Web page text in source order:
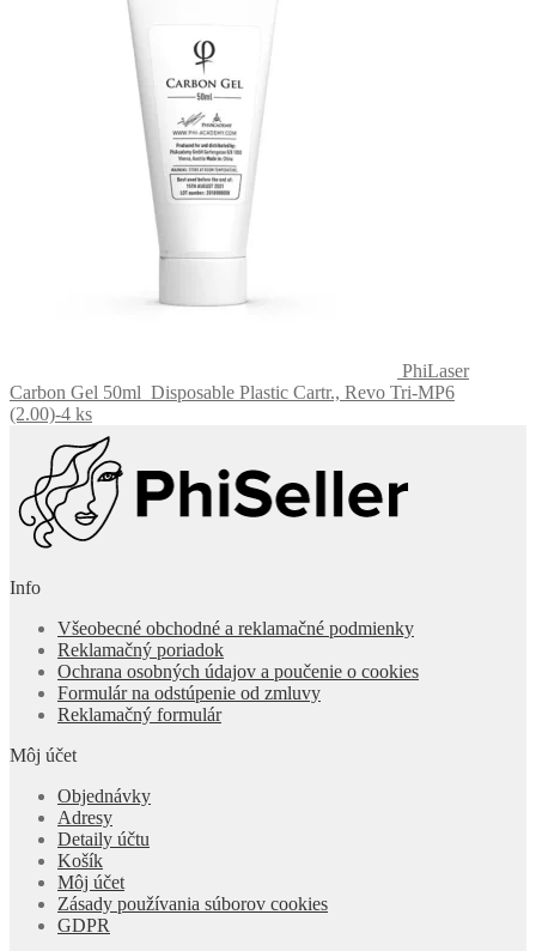
PhiLaser
Carbon Gel 50ml Disposable Plastic Cartr., Revo Tri-MP6
(2.00)-4 ks
Info
Všeobecné obchodné a reklamačné podmienky
Reklamačný poriadok
Ochrana osobných údajov a poučenie o cookies
Formulár na odstúpenie od zmluvy
Reklamačný formulár
Môj účet
Objednávky
Adresy
Detaily účtu
Košík
Môj účet
Zásady používania súborov cookies
GDPR